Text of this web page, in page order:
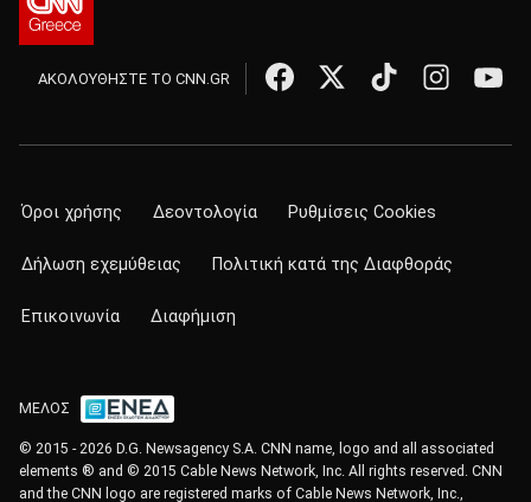
ΑΚΟΛΟΥΘΗΣΤΕ ΤΟ CNN.GR
Όροι χρήσης Δεοντολογία Ρυθμίσεις Cookies
Δήλωση εχεμύθειας Πολιτική κατά της Διαφθοράς
Επικοινωνία Διαφήμιση
ΜΕΛΟΣ
© 2015 - 2026 D.G. Newsagency S.A. CNN name, logo and all associated
elements ® and © 2015 Cable News Network, Inc. All rights reserved. CNN
and the CNN logo are registered marks of Cable News Network, Inc.,